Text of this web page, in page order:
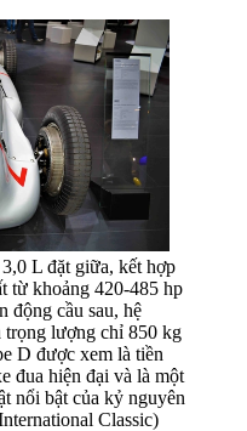
L đặt giữa, kết hợp
từ khoảng 420-485 hp
động cầu sau, hệ
trọng lượng chỉ 850 kg
D được xem là tiền
đua hiện đại và là một
nổi bật của kỷ nguyên
Classic)